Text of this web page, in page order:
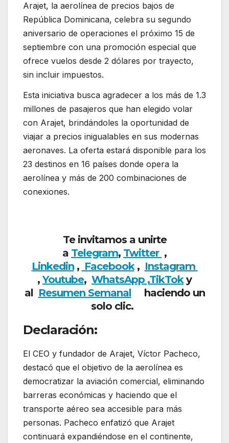
Arajet, la aerolínea de precios bajos de
República Dominicana, celebra su segundo
aniversario de operaciones el próximo 15 de
septiembre con una promoción especial que
ofrece vuelos desde 2 dólares por trayecto,
sin incluir impuestos.
Esta iniciativa busca agradecer a los más de 1.3
millones de pasajeros que han elegido volar
con Arajet, brindándoles la oportunidad de
viajar a precios inigualables en sus modernas
aeronaves. La oferta estará disponible para los
23 destinos en 16 países donde opera la
aerolínea y más de 200 combinaciones de
conexiones.
Te invitamos a unirte
a Telegram, Twitter ,
Linkedin, Facebook, Instagram
,Youtube, WhatsApp ,TikToky
al Resumen Semanalhaciendo un
solo clic.
Declaración:
El CEO y fundador de Arajet, Víctor Pacheco,
destacó que el objetivo de la aerolínea es
democratizar la aviación comercial, eliminando
barreras económicas y haciendo que el
transporte aéreo sea accesible para más
personas. Pacheco enfatizó que Arajet
continuará expandiéndose en el continente,